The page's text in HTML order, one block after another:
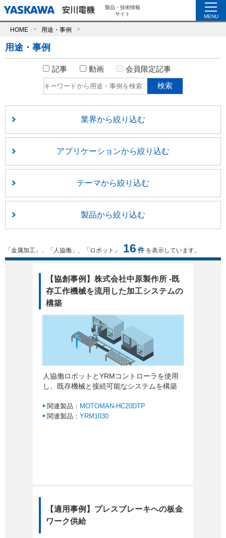
製品・技術情報
サイト
MENU
HOME 用途・事例
用途・事例
記事 動画 会員限定記事
業界から絞り込む
アプリケーションから絞り込む
テーマから絞り込む
製品から絞り込む
「金属加工」、「人協働」、「ロボット」 16 件 を表示しています。
【協創事例】株式会社中原製作所 -既
存工作機械を流用した加工システムの
構築
人協働ロボットとYRMコントローラを使用
し、既存機械と接続可能なシステムを構築
関連製品： MOTOMAN-HC20DTP
関連製品： YRM1030
【適用事例】プレスブレーキへの板金
ワーク供給